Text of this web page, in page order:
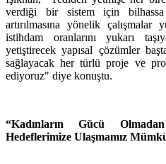
verdiği bir sistem için bilhassa
artırılmasına yönelik çalışmalar
istihdam oranlarını yukarı
yetiştirecek yapısal çözümler
sağlayacak her türlü proje ve
ediyoruz" diye konuştu.
“Kadınların Gücü
Hedeflerimize Ulaşmamız